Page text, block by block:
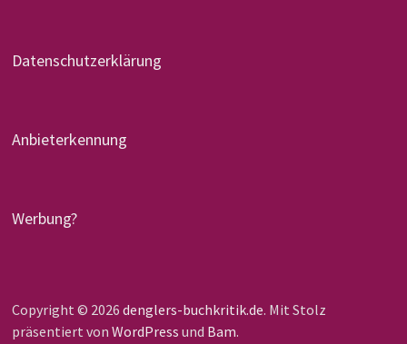
Datenschutzerklärung
Anbieterkennung
Werbung?
Copyright © 2026 denglers-buchkritik.de. Mit Stolz
präsentiert von WordPress und Bam.